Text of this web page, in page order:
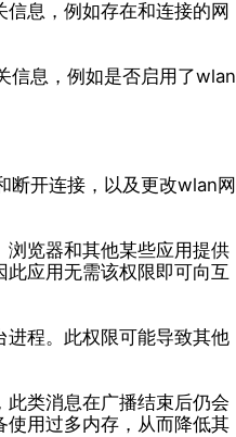
息，例如存在和连接的网
信息，例如是否启用了wlan
断开连接，以及更改wlan网
浏览器和其他某些应用提供
应用无需该权限即可向互
进程。此权限可能导致其他
此类消息在广播结束后仍会
用过多内存，从而降低其